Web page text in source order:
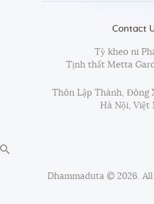
Contact
Tỳ kheo ni
Tịnh thất Metta
Thôn Lập Thành, Đông
Hà Nội, Việt
Dhammaduta © 2026. All